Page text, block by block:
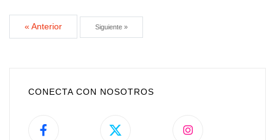
« Anterior Siguiente »
CONECTA CON NOSOTROS